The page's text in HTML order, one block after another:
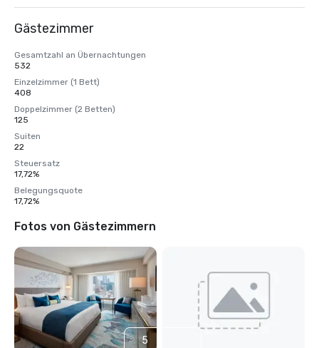
Gästezimmer
Gesamtzahl an Übernachtungen
532
Einzelzimmer (1 Bett)
408
Doppelzimmer (2 Betten)
125
Suiten
22
Steuersatz
17,72%
Belegungsquote
17,72%
Fotos von Gästezimmern
5